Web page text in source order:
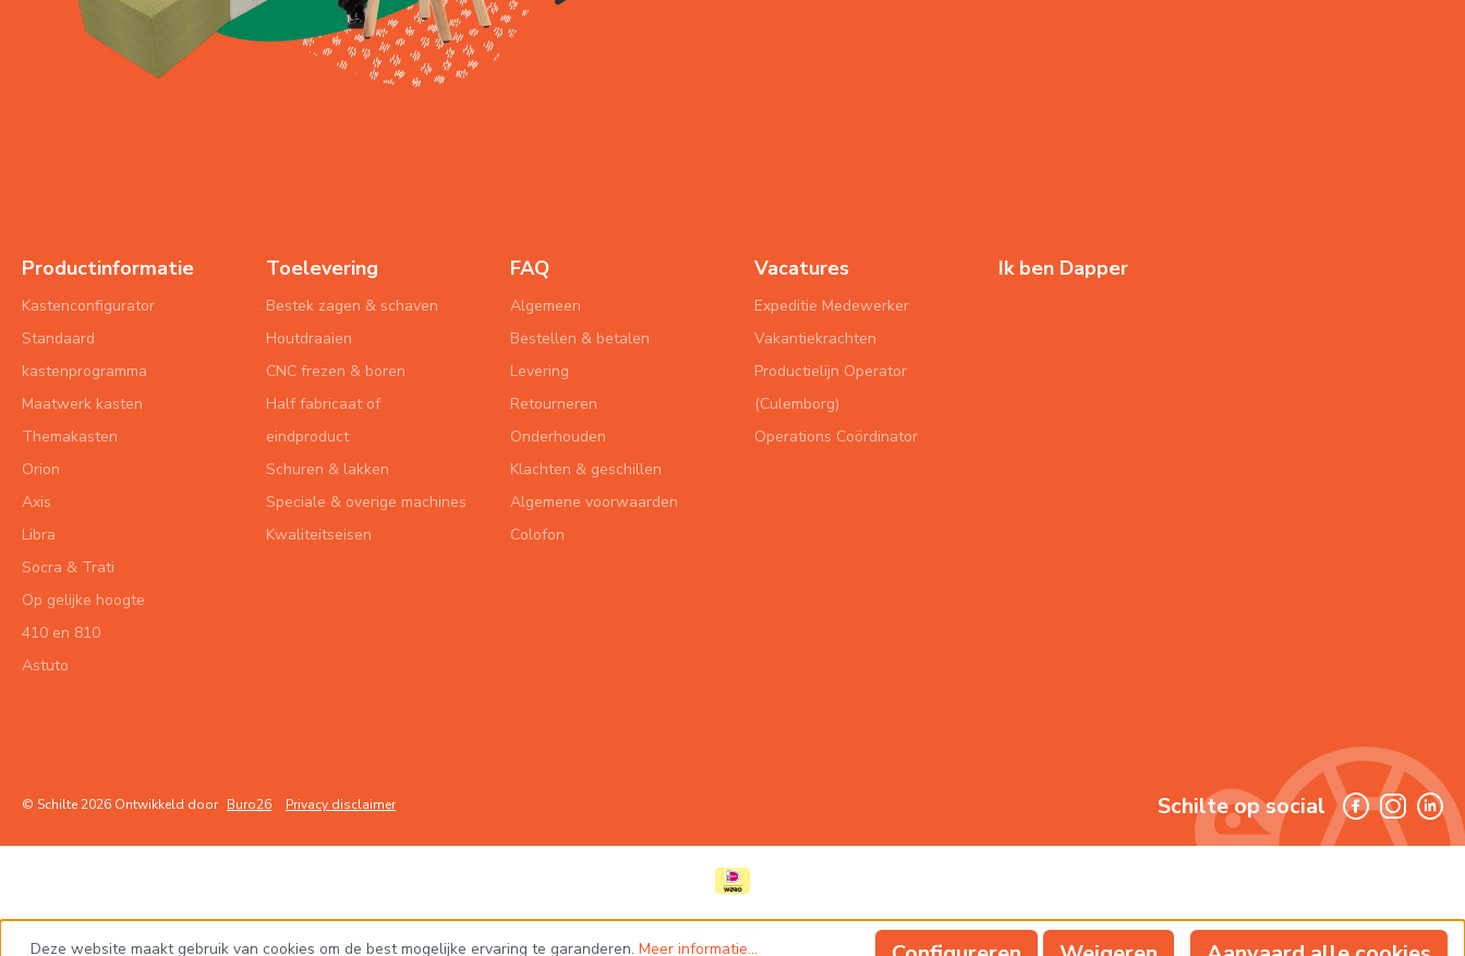
Productinformatie
Kastenconfigurator
Standaard
kastenprogramma
Maatwerk kasten
Themakasten
Orion
Axis
Libra
Socra & Trati
Op gelijke hoogte
410 en 810
Astuto
Toelevering
Bestek zagen & schaven
Houtdraaien
CNC frezen & boren
Half fabricaat of
eindproduct
Schuren & lakken
Speciale & overige machines
Kwaliteitseisen
FAQ
Algemeen
Bestellen & betalen
Levering
Retourneren
Onderhouden
Klachten & geschillen
Algemene voorwaarden
Colofon
Vacatures
Expeditie Medewerker
Vakantiekrachten
Productielijn Operator
(Culemborg)
Operations Coördinator
Ik ben Dapper
© Schilte 2026 Ontwikkeld door Buro26 Privacy disclaimer Schilte op social
Deze website maakt gebruik van cookies om de best mogelijke ervaring te garanderen. Meer informatie...